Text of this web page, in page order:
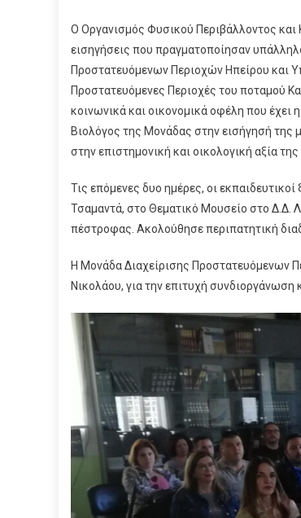
Ο Οργανισμός Φυσικού Περιβάλλοντος
εισηγήσεις που πραγματοποίησαν
Προστατευόμενων Περιοχών Ηπείρου και
Προστατευόμενες Περιοχές του ποταμού
κοινωνικά και οικονομικά οφέλη που
Βιολόγος της Μονάδας στην εισήγησή της
στην επιστημονική και οικολογική αξία
Τις επόμενες δυο ημέρες, οι
Τσαμαντά, στο Θεματικό Μουσείο στο Δ.Δ.
πέστροφας. Ακολούθησε περιπατητική
Η Μονάδα Διαχείρισης Προστατευόμενων
Νικολάου, για την επιτυχή